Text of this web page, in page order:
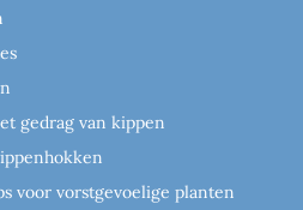
gedrag van kippen
voor vorstgevoelige planten